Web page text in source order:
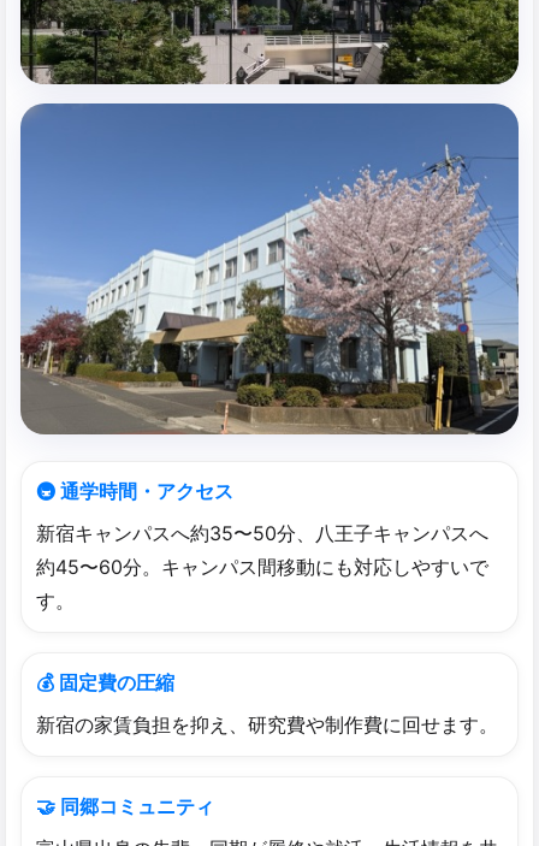
🚇 通学時間・アクセス
新宿キャンパスへ約35〜50分、八王子キャンパスへ
約45〜60分。キャンパス間移動にも対応しやすいで
す。
💰 固定費の圧縮
新宿の家賃負担を抑え、研究費や制作費に回せます。
🤝 同郷コミュニティ